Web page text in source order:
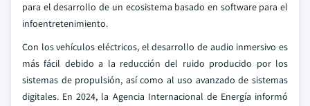
para el desarrollo de un ecosistema basado en software para el
infoentretenimiento.
Con los vehículos eléctricos, el desarrollo de audio inmersivo es
más fácil debido a la reducción del ruido producido por los
sistemas de propulsión, así como al uso avanzado de sistemas
digitales. En 2024, la Agencia Internacional de Energía informó